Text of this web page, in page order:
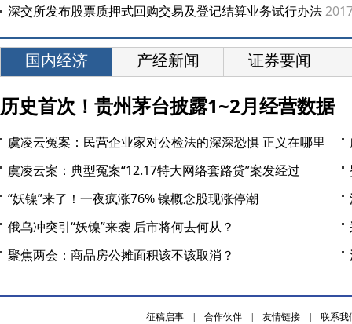
深交所发布股票质押式回购交易及登记结算业务试行办法
国内经济 产经新闻 证券要闻
历史首次！贵州茅台披露1~2月经营数据
虞凌云冤案：民营企业家对公检法的深深恐惧 正义在哪里
虞凌云案：典型冤案“12.17特大网络套路贷”案发经过
“妖镍”来了！一夜疯涨76% 镍概念股现涨停潮
俄乌冲突引“妖镍”来袭 后市将何去何从？
聚焦两会：商品房公摊面积该不该取消？
征稿启事 合作伙伴 友情链接 联系我